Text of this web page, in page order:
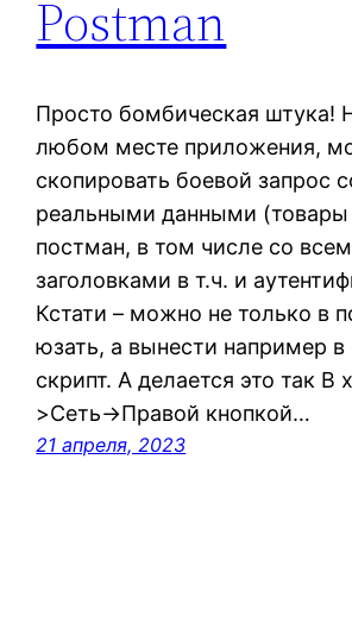
Postman
Просто бомбическая штука!
любом месте приложения,
скопировать боевой запрос
реальными данными (товары
постман, в том числе со
заголовками в т.ч. и
Кстати – можно не только в
юзать, а вынести например в
скрипт. А делается это так В
>Сеть->Правой кнопкой…
21 апреля, 2023